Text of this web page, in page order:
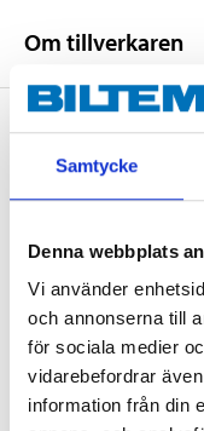
Samtycke
Denna webbplats
Vi använder
och annonserna till
för sociala medier
vidarebefordrar
information från din
Om tillverkaren
Andra